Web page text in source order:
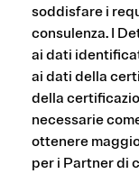
soddisfare i
consulenza. I
ai dati
ai dati della
della
necessarie
ottenere
per i Partner di